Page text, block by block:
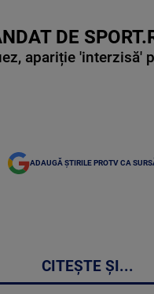
DE
apariție
ADAUGĂ ȘTIRILE PROTV CA
CITEȘTE ȘI...